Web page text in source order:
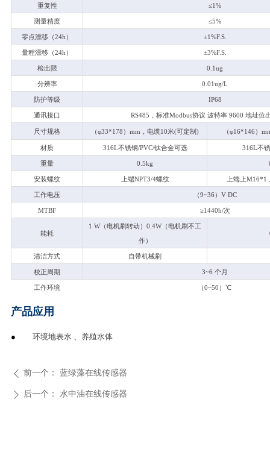
重复性 ≤1%
测量精度 ≤5%
零点漂移（24h） ±1%F.S.
量程漂移（24h） ±3%F.S.
检出限 0.1ug
分辨率 0.01ug/L
防护等级 IP68
通讯接口 RS485 ，标准Modbus协议 波特率 9600 地址位
尺寸规格 （φ33*178）mm，电缆10米(可定制) （φ16*146）
材质 316L不锈钢/PVC/钛合金可选 316L不
重量 0.5kg
安装螺纹 上端NPT3/4螺纹 上端上
工作电压 （9~36）V DC
MTBF ≥1440h/次
能耗
1 W（电机刷转动）0.4W（电机刷不工
作）
清洁方式 自带机械刷
校正周期 3~6 个月
工作环境 （0~50）℃
产品应用
● 环境地表水 、养殖水体
ꄴ 前一个： 蓝绿藻在线传感器
ꄲ 后一个： 水中油在线传感器